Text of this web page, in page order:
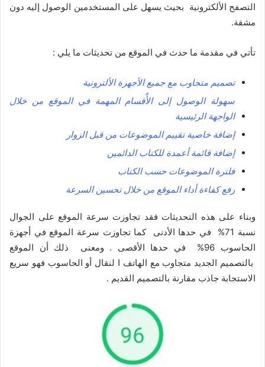
التصفح الألكترونية بحيث يسهل على المستخدمين الوصول إليه دون
مشقة.
تأتي في مقدمة ما حدث في الموقع من تحديثات ما يلي :
تصميم متجاوب مع جميع الأجهزة الألترونية
سهولة الوصول إلى الأٌقسام المهمة في الموقع من خلال
الواجهة الرئيسية
إضافة خاصية تقييم الموضوعات من قبل الزوار
إضافة قائمة أعمدة للكتاب الدائمين
فلترة الموضوعات حسب الكتاب
رفع كفاءة أداء الموقع من خلال تحسين السرعة
وبناء على هذه التحديثات فقد تجاوزت سرعة الموقع على الجوال
نسبة 71% في حدها الأدنى كما تجاوزت سرعة الموقع في أجهزة
الحاسوب 96% في حدها الأقصى . ومعنى ذلك أن الموقع
بالتصميم الجديد متجاوب مع الهاتف ا لنقال أو الحاسوب فهو سريع
الاستجابة جاذب مقارنة بالتصميم القديم .